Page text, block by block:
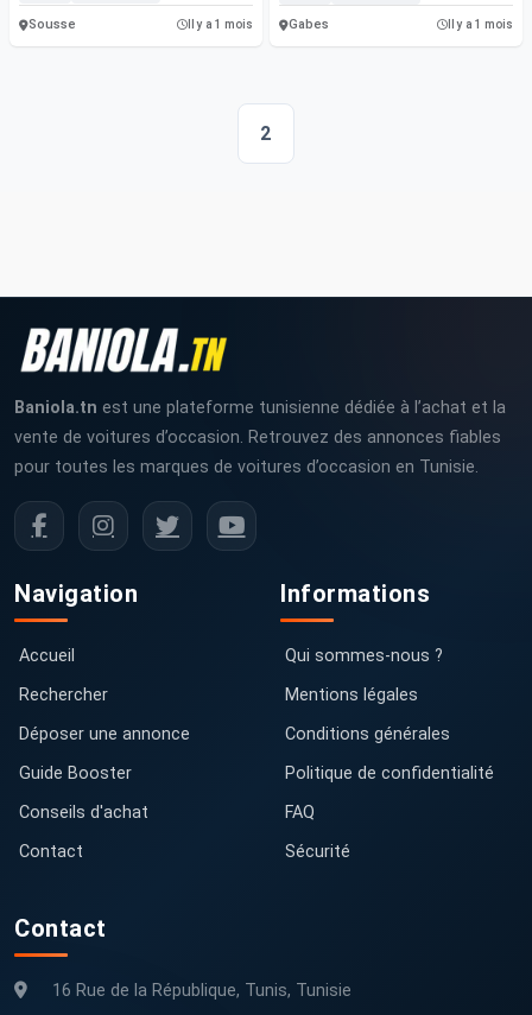
Sousse Il y a 1 mois Gabes Il y a 1 mois
2
Baniola.tn est une plateforme tunisienne dédiée à l’achat et la
vente de voitures d’occasion. Retrouvez des annonces fiables
pour toutes les marques de voitures d’occasion en Tunisie.
Navigation
Accueil
Rechercher
Déposer une annonce
Guide Booster
Conseils d'achat
Contact
Informations
Qui sommes-nous ?
Mentions légales
Conditions générales
Politique de confidentialité
FAQ
Sécurité
Contact
16 Rue de la République, Tunis, Tunisie